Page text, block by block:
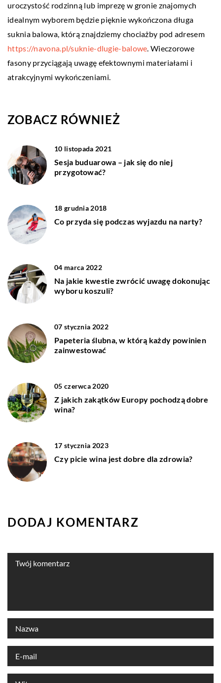
uroczystość rodzinną lub imprezę w gronie znajomych
idealnym wyborem będzie pięknie wykończona długa
suknia balowa, którą znajdziemy chociażby pod adresem
https://navona.pl/suknie-dlugie-balowe. Wieczorowe
fasony przyciągają uwagę efektownymi materiałami i
atrakcyjnymi wykończeniami.
ZOBACZ RÓWNIEŻ
10 listopada 2021
Sesja buduarowa – jak się do niej
przygotować?
18 grudnia 2018
Co przyda się podczas wyjazdu na narty?
04 marca 2022
Na jakie kwestie zwrócić uwagę dokonując
wyboru koszuli?
07 stycznia 2022
Papeteria ślubna, w którą każdy powinien
zainwestować
05 czerwca 2020
Z jakich zakątków Europy pochodzą dobre
wina?
17 stycznia 2023
Czy picie wina jest dobre dla zdrowia?
DODAJ KOMENTARZ